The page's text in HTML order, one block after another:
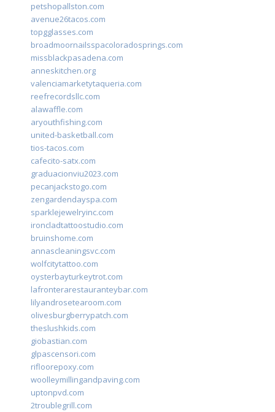
petshopallston.com
avenue26tacos.com
topgglasses.com
broadmoornailsspacoloradosprings.com
missblackpasadena.com
anneskitchen.org
valenciamarketytaqueria.com
reefrecordsllc.com
alawaffle.com
aryouthfishing.com
united-basketball.com
tios-tacos.com
cafecito-satx.com
graduacionviu2023.com
pecanjackstogo.com
zengardendayspa.com
sparklejewelryinc.com
ironcladtattoostudio.com
bruinshome.com
annascleaningsvc.com
wolfcitytattoo.com
oysterbayturkeytrot.com
lafronterarestauranteybar.com
lilyandrosetearoom.com
olivesburgberrypatch.com
theslushkids.com
giobastian.com
glpascensori.com
rifloorepoxy.com
woolleymillingandpaving.com
uptonpvd.com
2troublegrill.com